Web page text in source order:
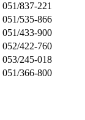
051/837-221
051/535-866
051/433-900
052/422-760
053/245-018
051/366-800